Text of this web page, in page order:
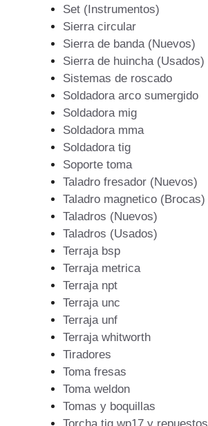
Set (Instrumentos)
Sierra circular
Sierra de banda (Nuevos)
Sierra de huincha (Usados)
Sistemas de roscado
Soldadora arco sumergido
Soldadora mig
Soldadora mma
Soldadora tig
Soporte toma
Taladro fresador (Nuevos)
Taladro magnetico (Brocas)
Taladros (Nuevos)
Taladros (Usados)
Terraja bsp
Terraja metrica
Terraja npt
Terraja unc
Terraja unf
Terraja whitworth
Tiradores
Toma fresas
Toma weldon
Tomas y boquillas